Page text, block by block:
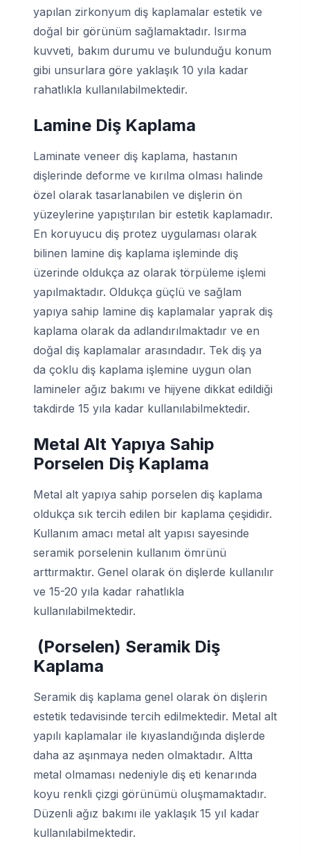
yapılan zirkonyum diş kaplamalar estetik ve
doğal bir görünüm sağlamaktadır. Isırma
kuvveti, bakım durumu ve bulunduğu konum
gibi unsurlara göre yaklaşık 10 yıla kadar
rahatlıkla kullanılabilmektedir.
Lamine Diş Kaplama
Laminate veneer diş kaplama, hastanın
dişlerinde deforme ve kırılma olması halinde
özel olarak tasarlanabilen ve dişlerin ön
yüzeylerine yapıştırılan bir estetik kaplamadır.
En koruyucu diş protez uygulaması olarak
bilinen lamine diş kaplama işleminde diş
üzerinde oldukça az olarak törpüleme işlemi
yapılmaktadır. Oldukça güçlü ve sağlam
yapıya sahip lamine diş kaplamalar yaprak diş
kaplama olarak da adlandırılmaktadır ve en
doğal diş kaplamalar arasındadır. Tek diş ya
da çoklu diş kaplama işlemine uygun olan
lamineler ağız bakımı ve hijyene dikkat edildiği
takdirde 15 yıla kadar kullanılabilmektedir.
Metal Alt Yapıya Sahip
Porselen Diş Kaplama
Metal alt yapıya sahip porselen diş kaplama
oldukça sık tercih edilen bir kaplama çeşididir.
Kullanım amacı metal alt yapısı sayesinde
seramik porselenin kullanım ömrünü
arttırmaktır. Genel olarak ön dişlerde kullanılır
ve 15-20 yıla kadar rahatlıkla
kullanılabilmektedir.
(Porselen) Seramik Diş
Kaplama
Seramik diş kaplama genel olarak ön dişlerin
estetik tedavisinde tercih edilmektedir. Metal alt
yapılı kaplamalar ile kıyaslandığında dişlerde
daha az aşınmaya neden olmaktadır. Altta
metal olmaması nedeniyle diş eti kenarında
koyu renkli çizgi görünümü oluşmamaktadır.
Düzenli ağız bakımı ile yaklaşık 15 yıl kadar
kullanılabilmektedir.